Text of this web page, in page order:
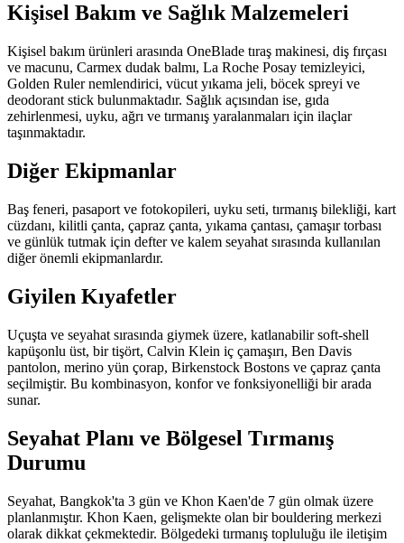
Kişisel Bakım ve Sağlık Malzemeleri
Kişisel bakım ürünleri arasında OneBlade tıraş makinesi, diş fırçası
ve macunu, Carmex dudak balmı, La Roche Posay temizleyici,
Golden Ruler nemlendirici, vücut yıkama jeli, böcek spreyi ve
deodorant stick bulunmaktadır. Sağlık açısından ise, gıda
zehirlenmesi, uyku, ağrı ve tırmanış yaralanmaları için ilaçlar
taşınmaktadır.
Diğer Ekipmanlar
Baş feneri, pasaport ve fotokopileri, uyku seti, tırmanış bilekliği, kart
cüzdanı, kilitli çanta, çapraz çanta, yıkama çantası, çamaşır torbası
ve günlük tutmak için defter ve kalem seyahat sırasında kullanılan
diğer önemli ekipmanlardır.
Giyilen Kıyafetler
Uçuşta ve seyahat sırasında giymek üzere, katlanabilir soft-shell
kapüşonlu üst, bir tişört, Calvin Klein iç çamaşırı, Ben Davis
pantolon, merino yün çorap, Birkenstock Bostons ve çapraz çanta
seçilmiştir. Bu kombinasyon, konfor ve fonksiyonelliği bir arada
sunar.
Seyahat Planı ve Bölgesel Tırmanış
Durumu
Seyahat, Bangkok'ta 3 gün ve Khon Kaen'de 7 gün olmak üzere
planlanmıştır. Khon Kaen, gelişmekte olan bir bouldering merkezi
olarak dikkat çekmektedir. Bölgedeki tırmanış topluluğu ile iletişim